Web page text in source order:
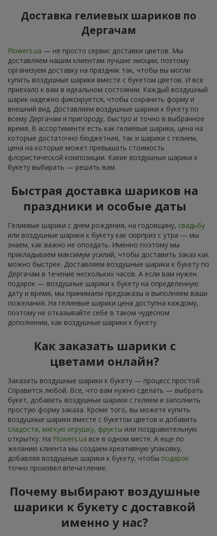
Доставка гелиевых шариков по
Дергачам
Flowers.ua — не просто сервис доставки цветов. Мы
доставляем нашим клиентам лучшие эмоции, поэтому
организуем доставку на праздник так, чтобы вы могли
купить воздушные шарики вместе с букетом цветов. И все
приехало к вам в идеальном состоянии. Каждый воздушный
шарик надежно фиксируется, чтобы сохранить форму и
внешний вид. Доставляем воздушные шарики к букету по
всему Дергачам и пригороду, быстро и точно в выбранное
время. В ассортименте есть как гелиевые шарики, цена на
которые достаточно бюджетная, так и шарики с гелием,
цена на которые может превышать стоимость
флористической композиции. Какие воздушные шарики к
букету выбирать — решать вам.
Быстрая доставка шариков на
праздники и особые даты
Гелиевые шарики с днем рождения, на годовщину, свадьбу
или воздушные шарики к букету как сюрприз с утра — мы
знаем, как важно не опоздать. Именно поэтому мы
прикладываем максимум усилий, чтобы доставить заказ как
можно быстрее. Доставляем воздушные шарики к букету по
Дергачам в течение нескольких часов. А если вам нужен
подарок — воздушные шарики к букету на определенную
дату и время, мы принимаем предзаказы и выполняем ваши
пожелания. На гелиевые шарики цена доступна каждому,
поэтому не отказывайте себе в таком чудесном
дополнении, как воздушные шарики к букету.
Как заказать шарики с
цветами онлайн?
Заказать воздушные шарики к букету — процесс простой.
Справится любой. Все, что вам нужно сделать — выбрать
букет, добавить воздушные шарики с гелием и заполнить
простую форму заказа. Кроме того, вы можете купить
воздушные шарики вместе с букетом цветов и добавить
сладости, мягкую игрушку, фрукты или поздравительную
открытку. На Flowers.ua все в одном месте. А еще по
желанию клиента мы создаем креативную упаковку,
добавляя воздушные шарики к букету, чтобы подарок
точно произвел впечатление.
Почему выбирают воздушные
шарики к букету с доставкой
именно у нас?